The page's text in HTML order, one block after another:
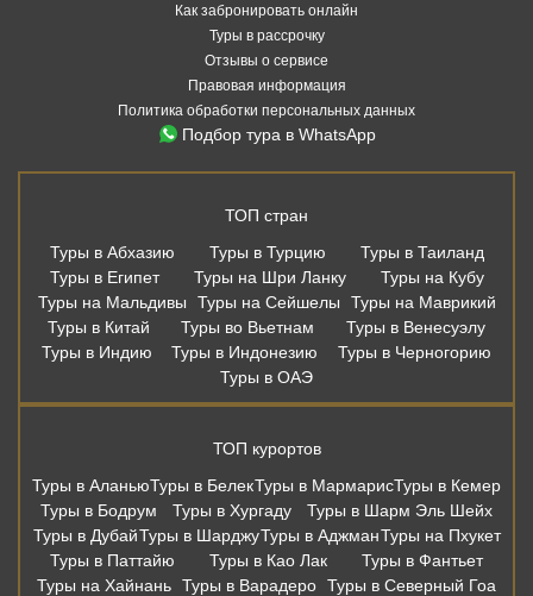
Как забронировать онлайн
Туры в рассрочку
Отзывы о сервисе
Правовая информация
Политика обработки персональных данных
Подбор тура в WhatsApp
ТОП стран
Туры в Абхазию
Туры в Турцию
Туры в Таиланд
Туры в Египет
Туры на Шри Ланку
Туры на Кубу
Туры на Мальдивы
Туры на Сейшелы
Туры на Маврикий
Туры в Китай
Туры во Вьетнам
Туры в Венесуэлу
Туры в Индию
Туры в Индонезию
Туры в Черногорию
Туры в ОАЭ
ТОП курортов
Туры в АланьюТуры в БелекТуры в МармарисТуры в Кемер
Туры в Бодрум
Туры в Хургаду
Туры в Шарм Эль Шейх
Туры в ДубайТуры в ШарджуТуры в АджманТуры на Пхукет
Туры в Паттайю
Туры в Као Лак
Туры в Фантьет
Туры на Хайнань Туры в Варадеро Туры в Северный Гоа